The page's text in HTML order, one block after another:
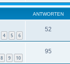
ANTWORTEN
4 5 6
52
8 9 10
95